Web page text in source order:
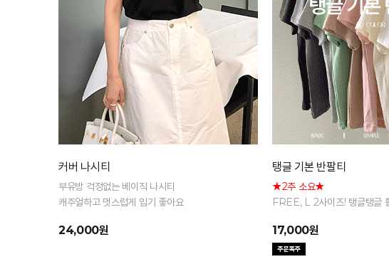
커버 나시티
부유방 걱정없는 베이직 나시티
캐주얼하고 멋스럽게 입기 좋아요
24,000원
탱글 기본 반팔티
★2주 소요★
FREE, L 2사이즈! 탱글탱글
17,000원